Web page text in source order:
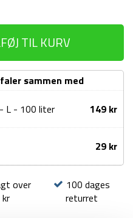
TIL KURV
sammen med
L - 100 liter 149 kr
29 kr
over
100 dages
returret